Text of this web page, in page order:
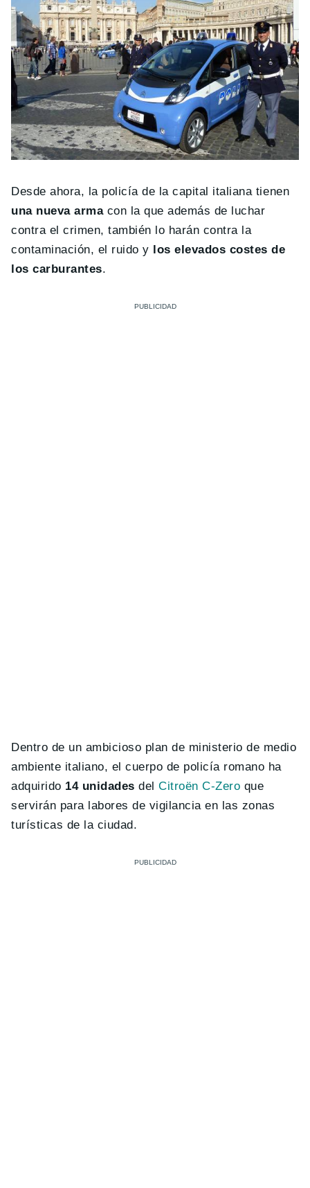
Desde ahora, la policía de la capital italiana tienen
una nueva armacon la que además de luchar
contra el crimen, también lo harán contra la
contaminación, el ruido y los elevados costes de
los carburantes.
Dentro de un ambicioso plan de ministerio de medio
ambiente italiano, el cuerpo de policía romano ha
adquirido 14 unidades delCitroën C-Zero que
servirán para labores de vigilancia en las zonas
turísticas de la ciudad.